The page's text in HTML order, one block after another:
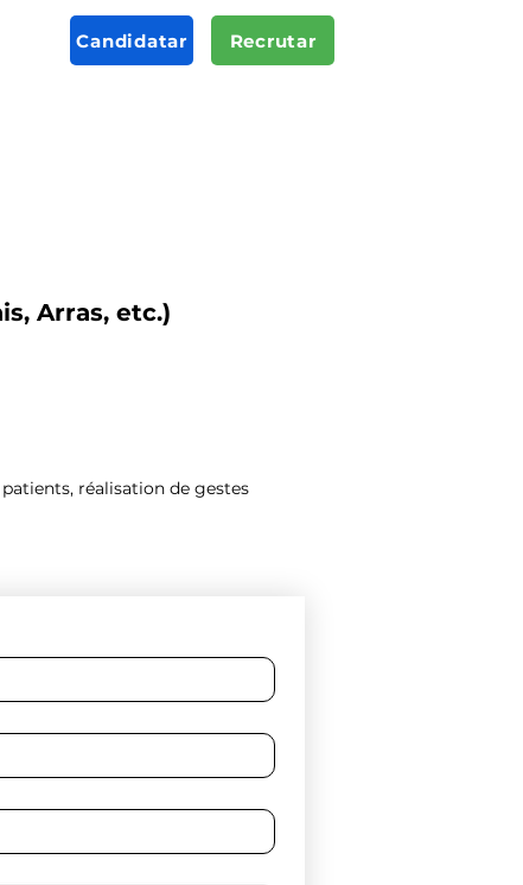
Candidatar Recrutar
Arras, etc.)
réalisation de gestes